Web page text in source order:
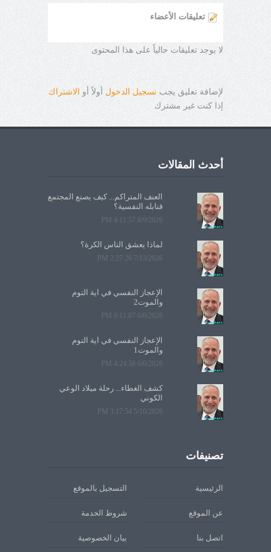
تعليقات الأعضاء
لا يوجد تعليقات حالياً على هذا المحتوى
لإضافة تعليق يجب تسجيل الدخول أولاً أو
الاشتراك
إذا كنت غير مشترك
أحدث المقالات
العنف المتراكم... كيف يصنع المجتمع
قنابله النفسية؟
8/9/2026 4:11:57 PM
لماذا يعشق الناس الكرة؟
7/13/2026 2:27:26 PM
الإعجاز النفسي في آية النوم
والموت2
6/8/2026 6:11:07 PM
الإعجاز النفسي في آية النوم
والموت1
6/6/2026 4:24:58 PM
كشف الغطاء... رحلة ميلاد الوعي
الكوني
5/10/2026 3:17:54 PM
تصنيفات
الرئيسية التسجيل بالموقع
عن الموقع شروط الخدمة
اتصل بنا بيان الخصوصية